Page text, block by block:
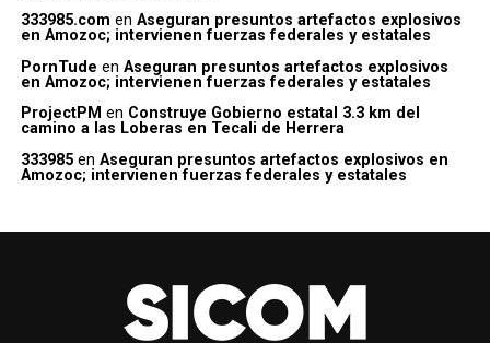
333985.com en Aseguran presuntos artefactos explosivos
en Amozoc; intervienen fuerzas federales y estatales
PornTude en Aseguran presuntos artefactos explosivos
en Amozoc; intervienen fuerzas federales y estatales
ProjectPM en Construye Gobierno estatal 3.3 km del
camino a las Loberas en Tecali de Herrera
333985en Aseguran presuntos artefactos explosivos en
Amozoc; intervienen fuerzas federales y estatales